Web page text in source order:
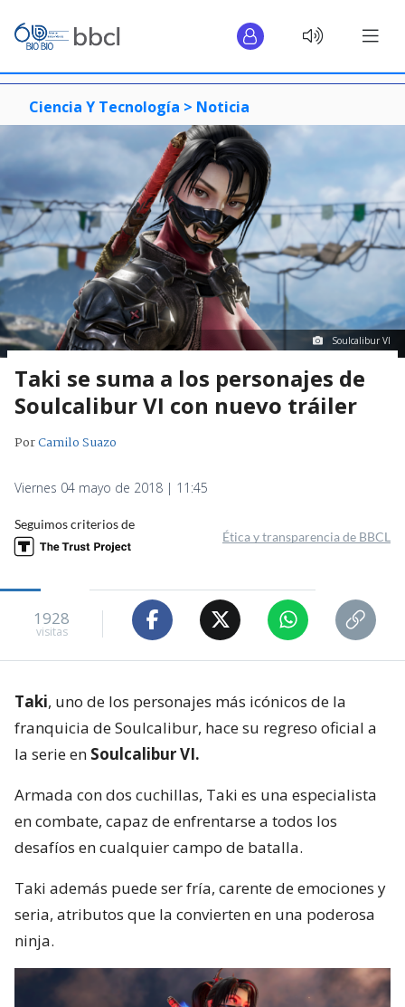
Ciencia Y Tecnología > Noticia
Soulcalibur VI
Taki se suma a los personajes de
Soulcalibur VI con nuevo tráiler
PorCamilo Suazo
Viernes 04 mayo de 2018 | 11:45
Seguimos criterios de
Ética y transparencia de BBCL
1928
visitas
Taki, uno de los personajes más icónicos de la
franquicia de Soulcalibur, hace su regreso oficial a
la serie en Soulcalibur VI.
Armada con dos cuchillas, Taki es una especialista
en combate, capaz de enfrentarse a todos los
desafíos en cualquier campo de batalla.
Taki además puede ser fría, carente de emociones y
seria, atributos que la convierten en una poderosa
ninja.